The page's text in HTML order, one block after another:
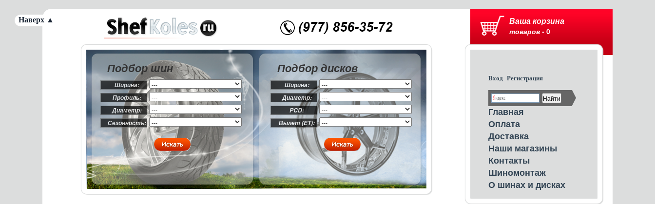
Ваша корзина
товаров - 0
Вход Регистрация
Главная
Оплата
Доставка
Наши магазины
Контакты
Шиномонтаж
О шинах и дисках
Подбор шин
Ширина:
Профиль:
Диаметр:
Сезонность:
Подбор дисков
Ширина:
Диаметр:
PCD:
Вылет (ET):
Наверх ▲